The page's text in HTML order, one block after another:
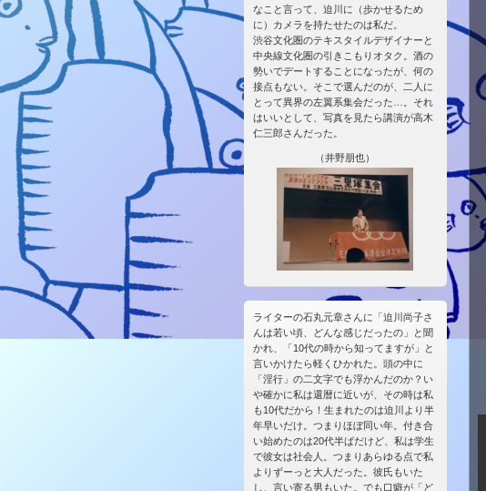
なこと言って、迫川に（歩かせるため
に）カメラを持たせたのは私だ。
渋谷文化圏のテキスタイルデザイナーと
中央線文化圏の引きこもりオタク。酒の
勢いでデートすることになったが、何の
接点もない。そこで選んだのが、二人に
とって異界の左翼系集会だった…。それ
はいいとして、写真を見たら講演が高木
仁三郎さんだった。
（井野朋也）
ライターの石丸元章さんに「迫川尚子さ
んは若い頃、どんな感じだったの」と聞
かれ、「10代の時から知ってますが」と
言いかけたら軽くひかれた。頭の中に
「淫行」の二文字でも浮かんだのか？い
や確かに私は還暦に近いが、その時は私
も10代だから！生まれたのは迫川より半
年早いだけ。つまりほぼ同い年。付き合
い始めたのは20代半ばだけど、私は学生
で彼女は社会人。つまりあらゆる点で私
よりずーっと大人だった。彼氏もいた
し、言い寄る男もいた。でも口癖が「ど